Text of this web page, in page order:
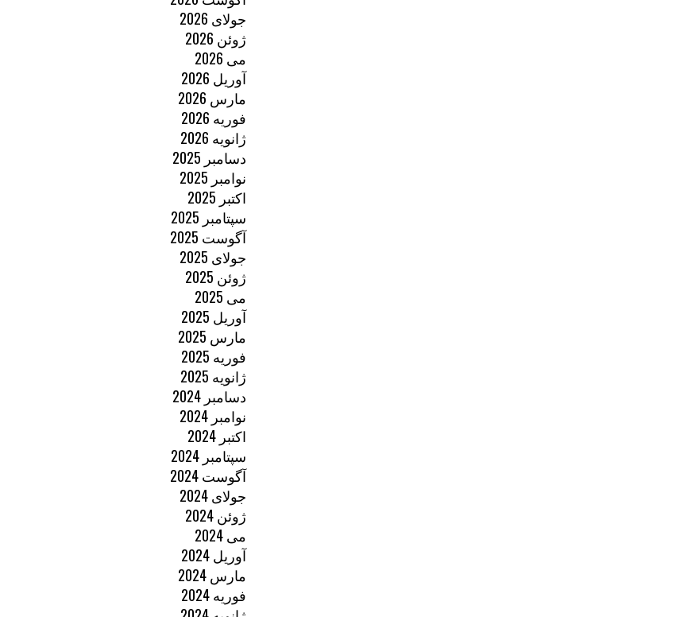
جولای 2026
ژوئن 2026
می 2026
آوریل 2026
مارس 2026
فوریه 2026
ژانویه 2026
دسامبر 2025
نوامبر 2025
اکتبر 2025
سپتامبر 2025
آگوست 2025
جولای 2025
ژوئن 2025
می 2025
آوریل 2025
مارس 2025
فوریه 2025
ژانویه 2025
دسامبر 2024
نوامبر 2024
اکتبر 2024
سپتامبر 2024
آگوست 2024
جولای 2024
ژوئن 2024
می 2024
آوریل 2024
مارس 2024
فوریه 2024